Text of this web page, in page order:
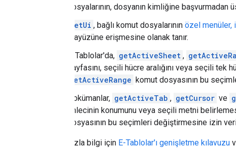
dosyalarının, dosyanın kimliğine başvurmadan
getUi , bağlı komut dosyalarının özel menüler,
arayüzüne erişmesine olanak tanır.
E-Tablolar'da, getActiveSheet ,
sayfasını, seçili hücre aralığını veya seçili tek
setActiveRange komut dosyasının bu
Dokümanlar, getActiveTab , getCursor ve
imlecinin konumunu veya seçili metni
dosyasının bu seçimleri değiştirmesine izin
Daha fazla bilgi için E-Tablolar'ı genişletme kılavuzu